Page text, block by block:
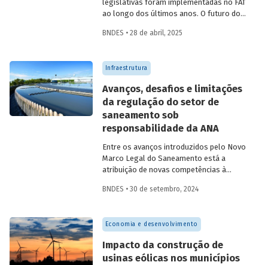
legislativas foram implementadas no FAT
ao longo dos últimos anos. O futuro do
– depende do que será feito a partir delas.
do BNDES 60.
BNDES • 28 de abril, 2025
Infraestrutura
Avanços, desafios e limitações
da regulação do setor de
saneamento sob
responsabilidade da ANA
Entre os avanços introduzidos pelo Novo
Marco Legal do Saneamento está a
atribuição de novas competências à
Básico (ANA) para regularização do setor.
desafios desse percurso e a importância
de superá-los.
BNDES • 30 de setembro, 2024
Economia e desenvolvimento
Impacto da construção de
usinas eólicas nos municípios